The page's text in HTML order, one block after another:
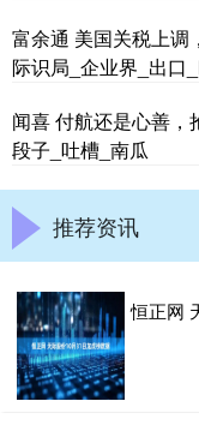
富余通 美国关税上调
际识局_企业界_出口
闻喜 付航还是心善，
段子_吐槽_南瓜
推荐资讯
恒正网